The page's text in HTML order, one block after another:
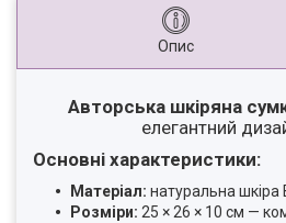
Опис
Авторська шкіряна
елегантний
Основні характеристики:
Матеріал: натуральна шкіра
Розміри: 25 × 26 × 10 см —